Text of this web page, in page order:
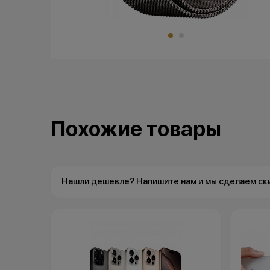
Похожие товары
Нашли дешевле? Напишите нам и мы сделаем